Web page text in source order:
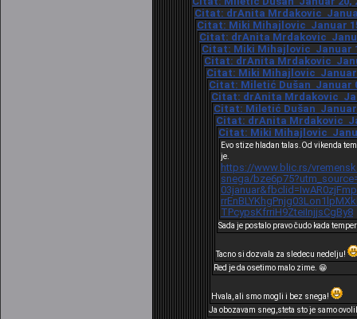
Citat: drAnita Mrdakovic
Citat: Miki Mihajlovic Januar
Citat: drAnita Mrdakovic
Citat: Miki Mihajlovic Januar
Citat: drAnita Mrdakovic
Citat: Miki Mihajlovic Januar
Citat: Miletić Dušan Januar
Citat: drAnita Mrdakovic
Citat: Miletić Dušan Januar
Citat: drAnita Mrdakovic
Citat: Miki Mihajlovic
Evo stize hladan talas.Od vikenda
je.
https://www.blic.rs/
snega/
TPcypsKfrriH9ZteiInjjsCgBy8
Sada je postalo pravo čudo kada
Tacno si dozvala za sledecu nedelju!
Red je da osetimo malo zime. 😁
Hvala, ali smo mogli i bez snega!
Ja obozavam sneg,steta sto je samo